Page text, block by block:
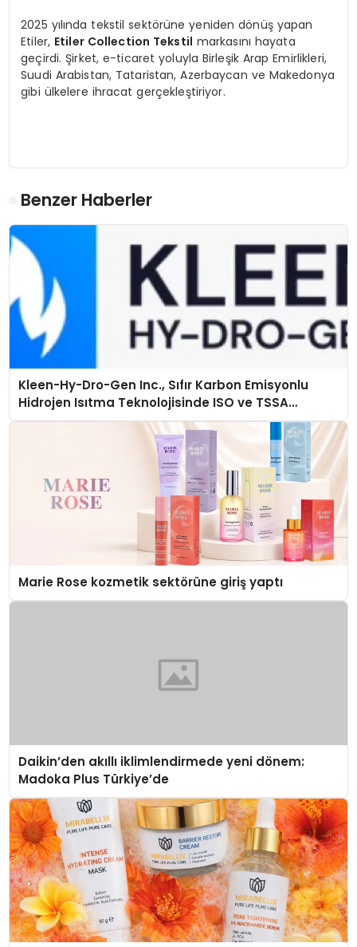
2025 yılında tekstil sektörüne yeniden dönüş yapan
Etiler, Etiler Collection Tekstil markasını hayata
geçirdi. Şirket, e-ticaret yoluyla Birleşik Arap Emirlikleri,
Suudi Arabistan, Tataristan, Azerbaycan ve Makedonya
gibi ülkelere ihracat gerçekleştiriyor.
Benzer Haberler
Kleen-Hy-Dro-Gen Inc., Sıfır Karbon Emisyonlu
Hidrojen Isıtma Teknolojisinde ISO ve TSSA
Düzenleyici Onaylarını Aldı
Marie Rose kozmetik sektörüne giriş yaptı
Daikin’den akıllı iklimlendirmede yeni dönem:
Madoka Plus Türkiye’de